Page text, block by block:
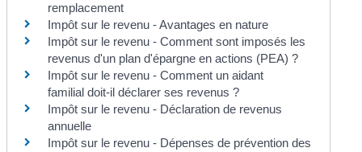
remplacement
Impôt sur le revenu - Avantages en nature
Impôt sur le revenu - Comment sont imposés les
revenus d'un plan d'épargne en actions (PEA) ?
Impôt sur le revenu - Comment un aidant
familial doit-il déclarer ses revenus ?
Impôt sur le revenu - Déclaration de revenus
annuelle
Impôt sur le revenu - Dépenses de prévention des